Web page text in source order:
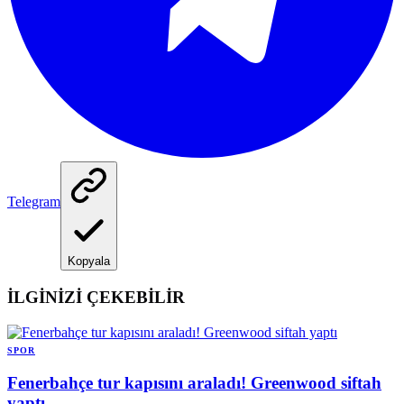
Telegram
Kopyala
İLGİNİZİ ÇEKEBİLİR
SPOR
Fenerbahçe tur kapısını araladı! Greenwood siftah